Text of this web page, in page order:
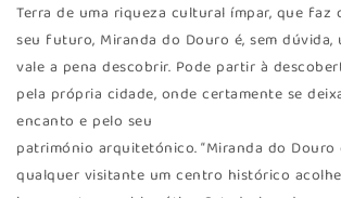
Terra de uma riqueza cultural ímpar, que faz
seu futuro, Miranda do Douro é, sem
vale a pena descobrir. Pode partir à
pela própria cidade, onde certamente se
encanto e pelo seu
património arquitetónico. “Miranda do Douro
qualquer visitante um centro histórico